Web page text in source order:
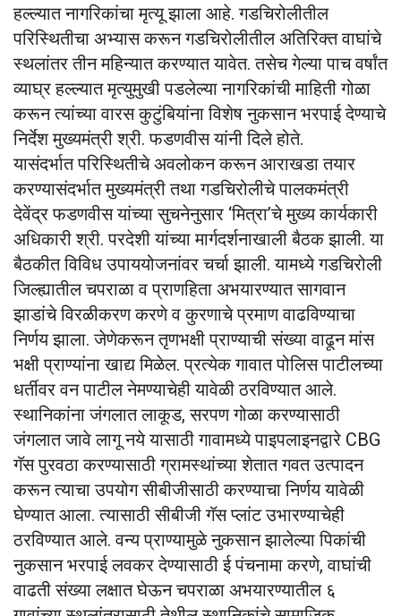
हल्ल्यात नागरिकांचा मृत्यू झाला आहे. गडचिरोलीतील
परिस्थितीचा अभ्यास करून गडचिरोलीतील अतिरिक्त वाघांचे
स्थलांतर तीन महिन्यात करण्यात यावेत. तसेच गेल्या पाच वर्षांत
व्याघ्र हल्ल्यात मृत्युमुखी पडलेल्या नागरिकांची माहिती गोळा
करून त्यांच्या वारस कुटुंबियांना विशेष नुकसान भरपाई देण्याचे
निर्देश मुख्यमंत्री श्री. फडणवीस यांनी दिले होते.
यासंदर्भात परिस्थितीचे अवलोकन करून आराखडा तयार
करण्यासंदर्भात मुख्यमंत्री तथा गडचिरोलीचे पालकमंत्री
देवेंद्र फडणवीस यांच्या सुचनेनुसार ‘मित्रा’चे मुख्य कार्यकारी
अधिकारी श्री. परदेशी यांच्या मार्गदर्शनाखाली बैठक झाली. या
बैठकीत विविध उपाययोजनांवर चर्चा झाली. यामध्ये गडचिरोली
जिल्ह्यातील चपराळा व प्राणहिता अभयारण्यात सागवान
झाडांचे विरळीकरण करणे व कुरणाचे प्रमाण वाढविण्याचा
निर्णय झाला. जेणेकरून तृणभक्षी प्राण्याची संख्या वाढून मांस
भक्षी प्राण्यांना खाद्य मिळेल. प्रत्येक गावात पोलिस पाटीलच्या
धर्तीवर वन पाटील नेमण्याचेही यावेळी ठरविण्यात आले.
स्थानिकांना जंगलात लाकूड, सरपण गोळा करण्यासाठी
जंगलात जावे लागू नये यासाठी गावामध्ये पाइपलाइनद्वारे CBG
गॅस पुरवठा करण्यासाठी ग्रामस्थांच्या शेतात गवत उत्पादन
करून त्याचा उपयोग सीबीजीसाठी करण्याचा निर्णय यावेळी
घेण्यात आला. त्यासाठी सीबीजी गॅस प्लांट उभारण्याचेही
ठरविण्यात आले. वन्य प्राण्यामुळे नुकसान झालेल्या पिकांची
नुकसान भरपाई लवकर देण्यासाठी ई पंचनामा करणे, वाघांची
वाढती संख्या लक्षात घेऊन चपराळा अभयारण्यातील ६